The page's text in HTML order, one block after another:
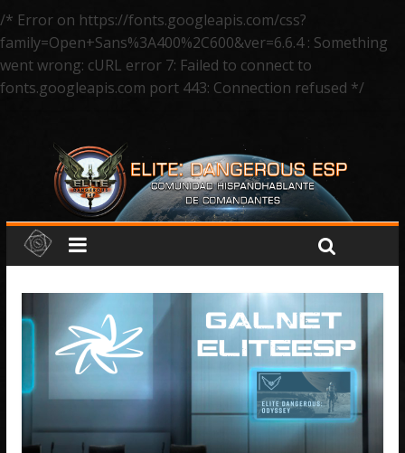
/* Error on https://fonts.googleapis.com/css?
family=Open+Sans%3A400%2C600&ver=6.6.4 : Something
went wrong: cURL error 7: Failed to connect to
fonts.googleapis.com port 443: Connection refused */